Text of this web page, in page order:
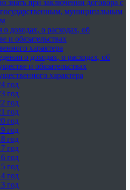
знать при заключении договора с
муниципальным
о доходах, о расходах, об
и обязательствах
характера
о доходах, о расходах, об
и обязательствах
характера
год
год
год
год
год
год
год
год
год
год
год
год